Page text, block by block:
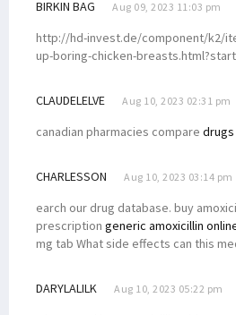
BIRKIN BAG Aug 09, 2023 11:03 pm
http://hd-invest.de/component/k2/
up-boring-chicken-
CLAUDELELVE Aug 10, 2023 02:31 pm
canadian pharmacies compare
CHARLESSON Aug 10, 2023 03:14 pm
earch our drug database. buy
prescription generic amoxicillin
mg tab What side effects can this
DARYLALILK Aug 10, 2023 05:22 pm